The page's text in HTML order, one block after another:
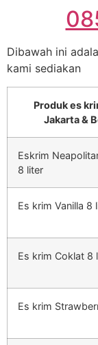
Dibawah ini
kami sediakan
Produk es
Jakarta &
Eskrim
8 liter
Es krim Vanilla 8
Es krim Coklat 8
Es krim